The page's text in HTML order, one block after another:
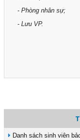
- Phòng nhân sự;
- Lưu VP.
Danh sách sinh viên